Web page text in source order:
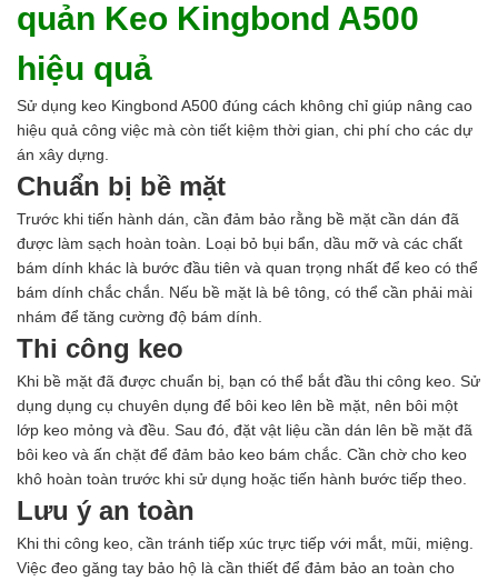
quản Keo Kingbond A500
hiệu quả
Sử dụng keo Kingbond A500 đúng cách không chỉ giúp nâng cao
hiệu quả công việc mà còn tiết kiệm thời gian, chi phí cho các dự
án xây dựng.
Chuẩn bị bề mặt
Trước khi tiến hành dán, cần đảm bảo rằng bề mặt cần dán đã
được làm sạch hoàn toàn. Loại bỏ bụi bẩn, dầu mỡ và các chất
bám dính khác là bước đầu tiên và quan trọng nhất để keo có thể
bám dính chắc chắn. Nếu bề mặt là bê tông, có thể cần phải mài
nhám để tăng cường độ bám dính.
Thi công keo
Khi bề mặt đã được chuẩn bị, bạn có thể bắt đầu thi công keo. Sử
dụng dụng cụ chuyên dụng để bôi keo lên bề mặt, nên bôi một
lớp keo mỏng và đều. Sau đó, đặt vật liệu cần dán lên bề mặt đã
bôi keo và ấn chặt để đảm bảo keo bám chắc. Cần chờ cho keo
khô hoàn toàn trước khi sử dụng hoặc tiến hành bước tiếp theo.
Lưu ý an toàn
Khi thi công keo, cần tránh tiếp xúc trực tiếp với mắt, mũi, miệng.
Việc đeo găng tay bảo hộ là cần thiết để đảm bảo an toàn cho